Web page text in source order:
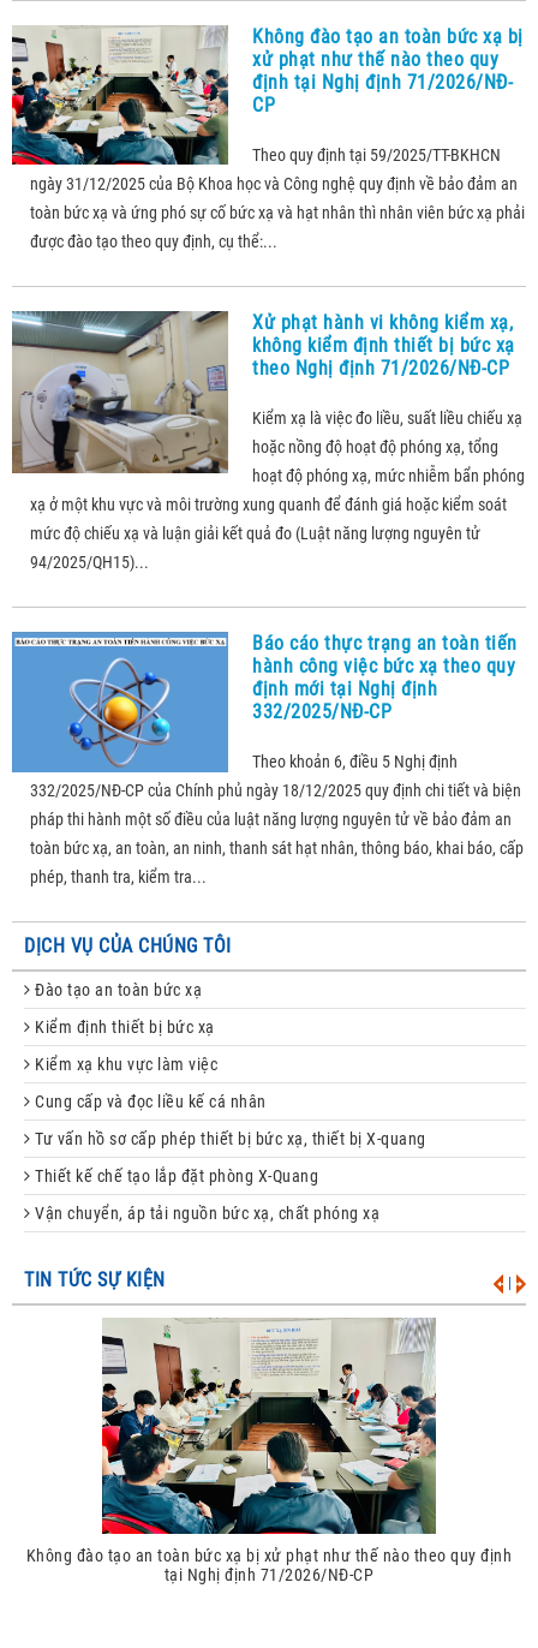
Không đào tạo an toàn bức xạ bị
xử phạt như thế nào theo quy
định tại Nghị định 71/2026/NĐ-
CP
Theo quy định tại 59/2025/TT-BKHCN
ngày 31/12/2025 của Bộ Khoa học và Công nghệ quy định về bảo đảm an
toàn bức xạ và ứng phó sự cố bức xạ và hạt nhân thì nhân viên bức xạ phải
được đào tạo theo quy định, cụ thể:...
Xử phạt hành vi không kiểm xạ,
không kiểm định thiết bị bức xạ
theo Nghị định 71/2026/NĐ-CP
Kiểm xạ là việc đo liều, suất liều chiếu xạ
hoặc nồng độ hoạt độ phóng xạ, tổng
hoạt độ phóng xạ, mức nhiễm bẩn phóng
xạ ở một khu vực và môi trường xung quanh để đánh giá hoặc kiểm soát
mức độ chiếu xạ và luận giải kết quả đo (Luật năng lượng nguyên tử
94/2025/QH15)...
Báo cáo thực trạng an toàn tiến
hành công việc bức xạ theo quy
định mới tại Nghị định
332/2025/NĐ-CP
Theo khoản 6, điều 5 Nghị định
332/2025/NĐ-CP của Chính phủ ngày 18/12/2025 quy định chi tiết và biện
pháp thi hành một số điều của luật năng lượng nguyên tử về bảo đảm an
toàn bức xạ, an toàn, an ninh, thanh sát hạt nhân, thông báo, khai báo, cấp
phép, thanh tra, kiểm tra...
DỊCH VỤ CỦA CHÚNG TÔI
Đào tạo an toàn bức xạ
Kiểm định thiết bị bức xạ
Kiểm xạ khu vực làm việc
Cung cấp và đọc liều kế cá nhân
Tư vấn hồ sơ cấp phép thiết bị bức xạ, thiết bị X-quang
Thiết kế chế tạo lắp đặt phòng X-Quang
Vận chuyển, áp tải nguồn bức xạ, chất phóng xạ
TIN TỨC SỰ KIỆN |
Không đào tạo an toàn bức xạ bị xử phạt như thế nào theo quy định
tại Nghị định 71/2026/NĐ-CP